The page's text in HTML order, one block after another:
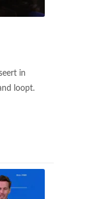
in
loopt.